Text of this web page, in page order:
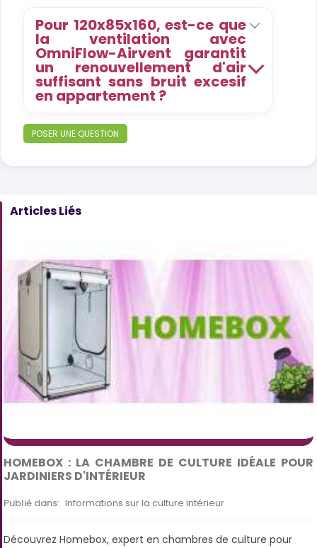
Pour 120x85x160, est-ce que
la ventilation avec
OmniFlow-Airvent garantit
un renouvellement d'air
suffisant sans bruit excesif
en appartement ?
POSER UNE QUESTION
Articles Liés
HOMEBOX : LA CHAMBRE DE CULTURE IDÉALE POUR
JARDINIERS D'INTÉRIEUR
Publié dans: Informations sur la culture intérieur
Découvrez Homebox, expert en chambres de culture pour